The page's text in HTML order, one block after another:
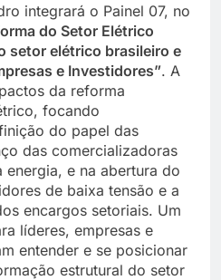
integrará o Painel 07, no
do Setor Elétrico
setor elétrico brasileiro e
e Investidores”. A
da reforma
focando
do papel das
das comercializadoras
e na abertura do
de baixa tensão e a
encargos setoriais. Um
líderes, empresas e
entender e se posicionar
estrutural do setor